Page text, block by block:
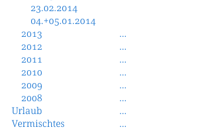
23.02.2014
04.+05.01.2014
2013
2012
2011
2010
2009
2008
Urlaub
Vermischtes